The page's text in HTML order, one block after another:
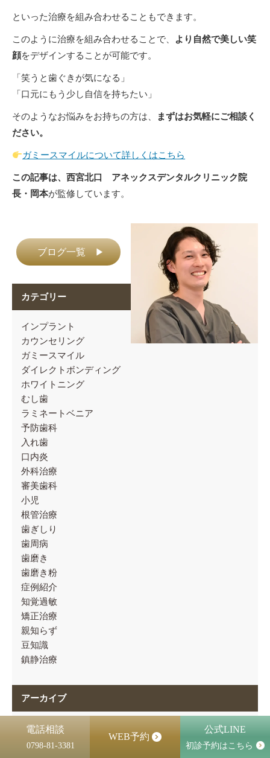
といった治療を組み合わせることもできます。
このように治療を組み合わせることで、
より自然で美しい笑
顔をデザインすることが可能です。
「笑うと歯ぐきが気になる」
「口元にもう少し自信を持ちたい」
そのようなお悩みをお持ちの方は、
まずはお気軽にご相談く
ださい。
ガミースマイルについて詳しくはこちら
この記事は、西宮北口 アネックスデンタルクリニック院
長・岡本が監修しています。
ブログ一覧 ▶
カテゴリー
インプラント
カウンセリング
ガミースマイル
ダイレクトボンディング
ホワイトニング
むし歯
ラミネートベニア
予防歯科
入れ歯
口内炎
外科治療
審美歯科
小児
根管治療
歯ぎしり
歯周病
歯磨き
歯磨き粉
症例紹介
知覚過敏
矯正治療
親知らず
豆知識
鎮静治療
アーカイブ
2026年7月(6)
2026年6月(4)
電話相談
0798-81-3381
WEB予約
公式LINE
初診予約はこちら